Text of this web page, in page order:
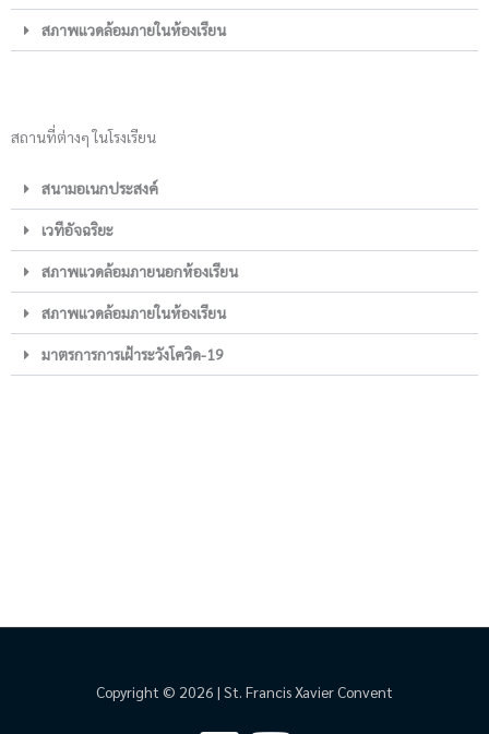
สภาพแวดล้อมภายในห้องเรียน
สถานที่ต่างๆ ในโรงเรียน
สนามอเนกประสงค์
เวทีอัจฉริยะ
สภาพแวดล้อมภายนอกห้องเรียน
สภาพแวดล้อมภายในห้องเรียน
มาตรการการเฝ้าระวังโควิด-19
Copyright © 2026 | St. Francis Xavier Convent